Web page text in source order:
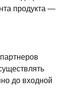
продукта —
до входной